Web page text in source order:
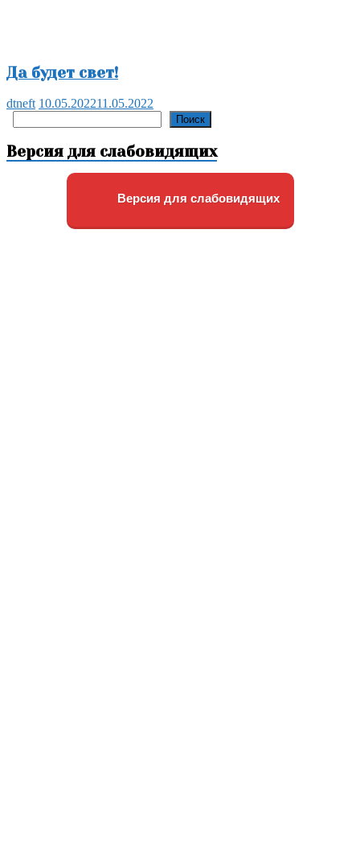
Да будет свет!
dtneft 10.05.202211.05.2022
Поиск
Версия для слабовидящих
Версия для слабовидящих